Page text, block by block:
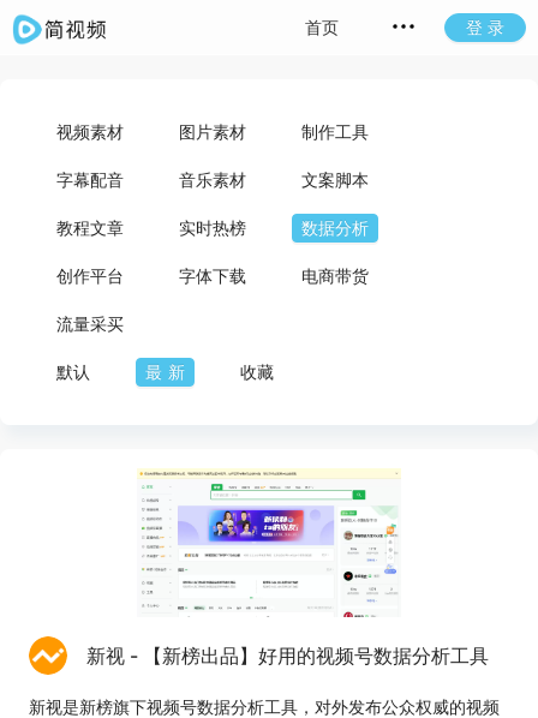
首页 登 录
视频素材 图片素材 制作工具
字幕配音 音乐素材 文案脚本
教程文章 实时热榜 数据分析
创作平台 字体下载 电商带货
流量采买
默认 最新 收藏
新视 - 【新榜出品】好用的视频号数据分析工具
新视是新榜旗下视频号数据分析工具，对外发布公众权威的视频